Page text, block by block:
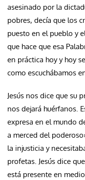
asesinado por la
pobres, decía que los
puesto en el pueblo y
que hace que esa
en práctica hoy y hoy
como escuchábamos
Jesús nos dice que su
nos dejará huérfanos.
expresa en el mundo
a merced del
la injusticia y
profetas. Jesús dice
está presente en